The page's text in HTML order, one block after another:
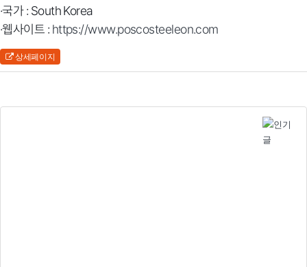
·국가 : South Korea
·웹사이트 : https://www.poscosteeleon.com
상세페이지